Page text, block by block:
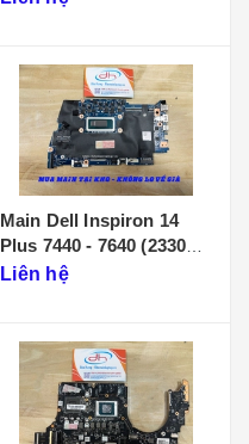
Main Dell Inspiron 14
Plus 7440 - 7640 (233086-
1)
Liên hệ